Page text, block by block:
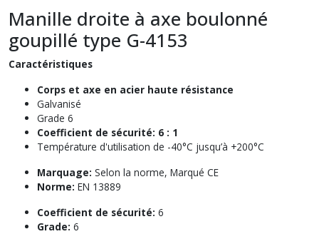
Manille droite à axe boulonné
goupillé type G-4153
Caractéristiques
Corps et axe en acier haute résistance
Galvanisé
Grade 6
Coefficient de sécurité: 6 : 1
Température d'utilisation de -40°C jusqu’à +200°C
Marquage: Selon la norme, Marqué CE
Norme: EN 13889
Coefficient de sécurité: 6
Grade: 6